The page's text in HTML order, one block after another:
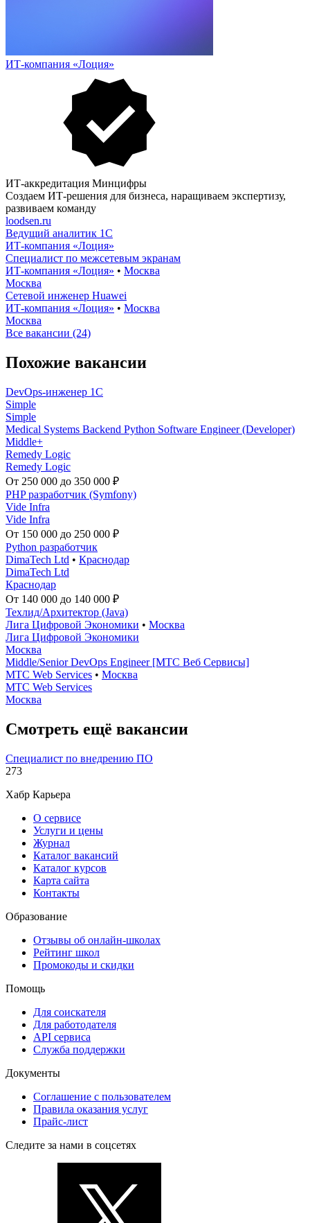
ИТ-компания «Лоция»
ИТ-аккредитация Минцифры
Создаем ИТ-решения для бизнеса, наращиваем экспертизу,
развиваем команду
loodsen.ru
Ведущий аналитик 1С
ИТ-компания «Лоция»
Специалист по межсетевым экранам
ИТ-компания «Лоция» • Москва
Москва
Сетевой инженер Huawei
ИТ-компания «Лоция» • Москва
Москва
Все вакансии (24)
Похожие вакансии
DevOps-инженер 1C
Simple
Simple
Medical Systems Backend Python Software Engineer (Developer)
Middle+
Remedy Logic
Remedy Logic
От 250 000 до 350 000 ₽
PHP разработчик (Symfony)
Vide Infra
Vide Infra
От 150 000 до 250 000 ₽
Python разработчик
DimaTech Ltd • Краснодар
DimaTech Ltd
Краснодар
От 140 000 до 140 000 ₽
Техлид/Архитектор (Java)
Лига Цифровой Экономики • Москва
Лига Цифровой Экономики
Москва
Middle/Senior DevOps Engineer [МТС Веб Сервисы]
МТС Web Services • Москва
МТС Web Services
Москва
Смотреть ещё вакансии
Специалист по внедрению ПО
273
Хабр Карьера
О сервисе
Услуги и цены
Журнал
Каталог вакансий
Каталог курсов
Карта сайта
Контакты
Образование
Отзывы об онлайн-школах
Рейтинг школ
Промокоды и скидки
Помощь
Для соискателя
Для работодателя
API сервиса
Служба поддержки
Документы
Соглашение с пользователем
Правила оказания услуг
Прайс-лист
Следите за нами в соцсетях